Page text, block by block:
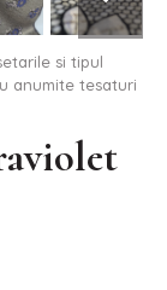
si tipul
anumite tesaturi